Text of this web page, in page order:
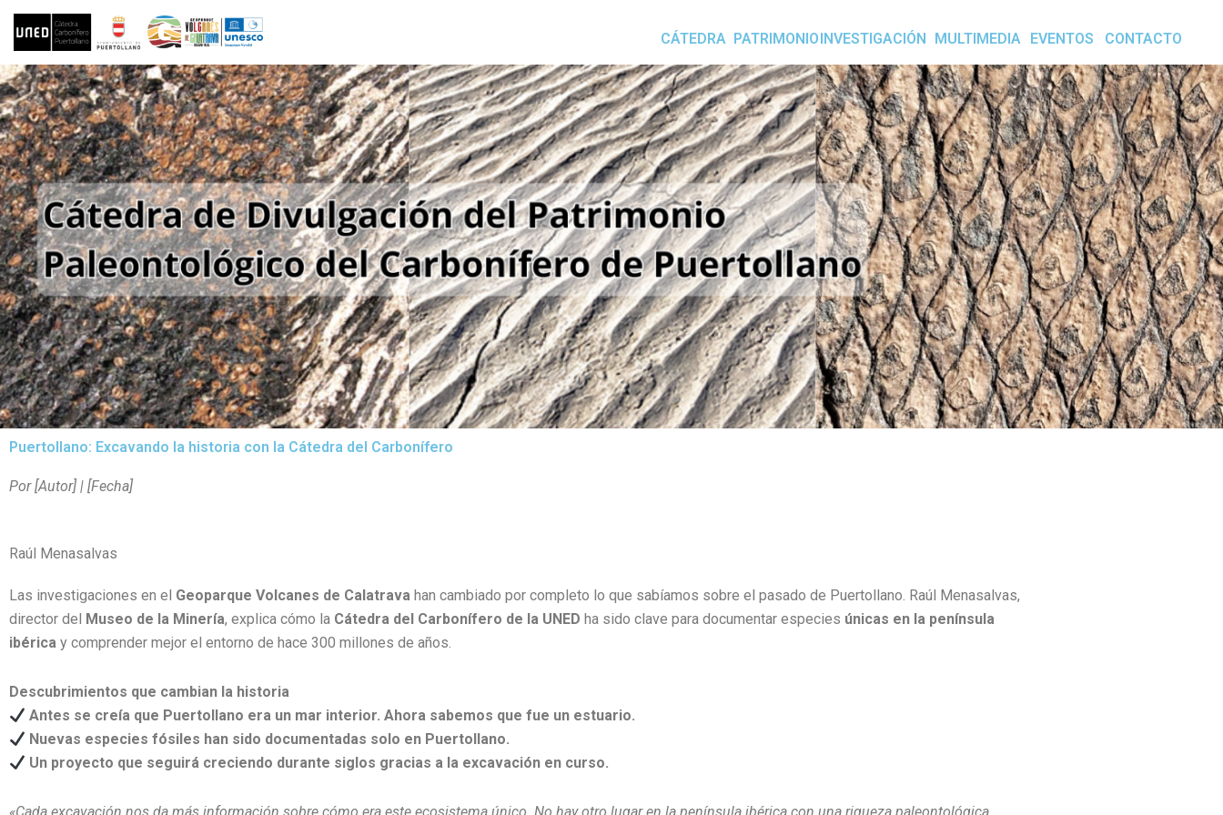
CÁTEDRA PATRIMONIOINVESTIGACIÓN MULTIMEDIA EVENTOS CONTACTO
Puertollano: Excavando la historia con la Cátedra del Carbonífero
Por [Autor] | [Fecha]
Raúl Menasalvas
Las investigaciones en el Geoparque Volcanes de Calatrava han cambiado por completo lo que sabíamos sobre el pasado de Puertollano. Raúl Menasalvas,
director del Museo de la Minería, explica cómo la Cátedra del Carbonífero de la UNED ha sido clave para documentar especies únicas en la península
ibérica y comprender mejor el entorno de hace 300 millones de años.
Descubrimientos que cambian la historia
Antes se creía que Puertollano era un mar interior. Ahora sabemos que fue un estuario.
Nuevas especies fósiles han sido documentadas solo en Puertollano.
Un proyecto que seguirá creciendo durante siglos gracias a la excavación en curso.